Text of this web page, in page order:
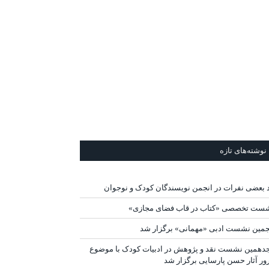
نوشته‌های تازه
بعضی نفرات در انجمن نویسندگان کودک و نوجوان
تخصصی «کتاب در قاب فضای مجازی»
نشست ادبی «مهمانی» برگزار شد
نشست نقد و پژوهش در ادبیات کودک با موضوع
آثار حسن پارسایی برگزار شد